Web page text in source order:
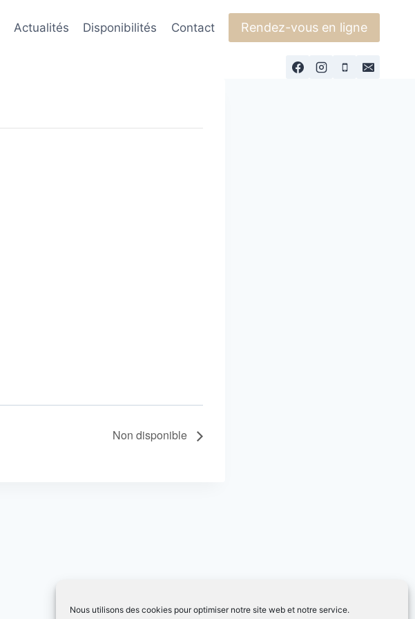
Nous utilisons des cookies pour optimiser notre site web et notre service.
Actualités Disponibilités Contact Rendez-vous en ligne
Non disponible